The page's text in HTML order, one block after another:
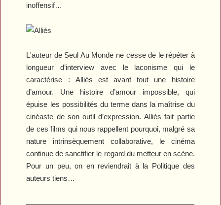
inoffensif…
L'auteur de Seul Au Monde ne cesse de le répéter à
longueur d’interview avec le laconisme qui le
caractérise : Alliés est avant tout une histoire
d’amour. Une histoire d’amour impossible, qui
épuise les possibilités du terme dans la maîtrise du
cinéaste de son outil d’expression.Alliés fait partie
de ces films qui nous rappellent pourquoi, malgré sa
nature intrinsèquement collaborative, le cinéma
continue de sanctifier le regard du metteur en scène.
Pour un peu, on en reviendrait à la Politique des
auteurs tiens…